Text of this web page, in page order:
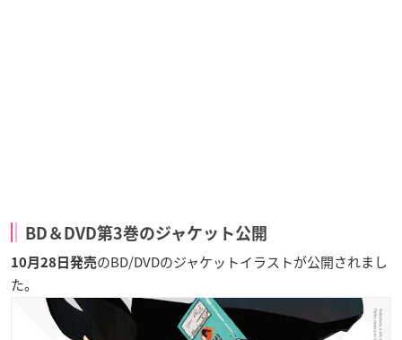
BD＆DVD第3巻のジャケット公開
10月28日発売のBD/DVDのジャケットイラストが公開されまし
た。